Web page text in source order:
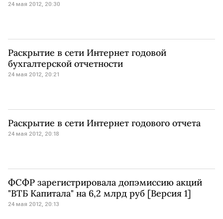
24 мая 2012, 20:30
Раскрытие в сети Интернет годовой
бухгалтерской отчетности
24 мая 2012, 20:21
Раскрытие в сети Интернет годового отчета
24 мая 2012, 20:18
ФСФР зарегистрировала допэмиссию акций
"ВТБ Капитала" на 6,2 млрд руб [Версия 1]
24 мая 2012, 20:13